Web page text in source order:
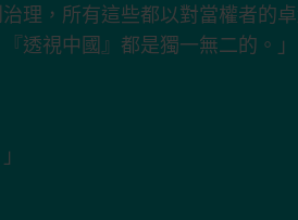
理，所有這些都以對當權者
透視中國』都是獨一無二的。」